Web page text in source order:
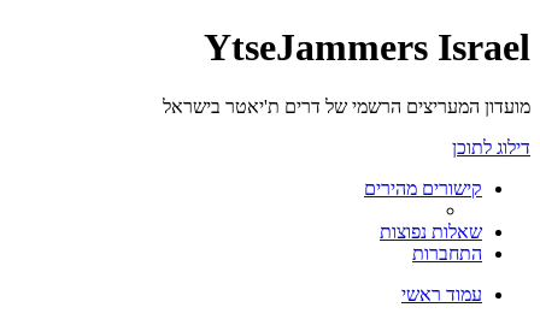
YtseJammers Israel
מועדון המעריצים הרשמי של דרים ת'יאטר בישראל
דילוג לתוכן
קישורים מהירים
שאלות נפוצות
התחברות
עמוד ראשי